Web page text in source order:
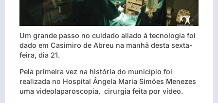
Um grande passo no cuidado aliado à tecnologia foi
dado em Casimiro de Abreu na manhã desta sexta-
feira, dia 21.
Pela primeira vez na história do município foi
realizada no Hospital Ângela Maria Simões Menezes
uma videolaparoscopia, cirurgia feita por vídeo.